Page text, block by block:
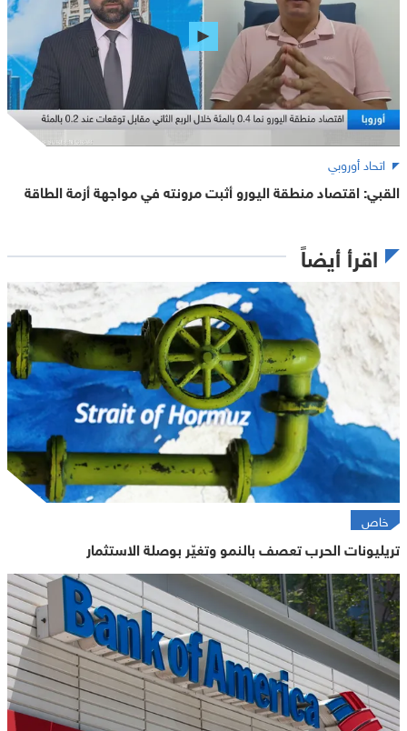
اتحاد أوروبي
القبي: اقتصاد منطقة اليورو أثبت مرونته في مواجهة أزمة الطاقة
اقرأ أيضاً
خاص
تريليونات الحرب تعصف بالنمو وتغيّر بوصلة الاستثمار